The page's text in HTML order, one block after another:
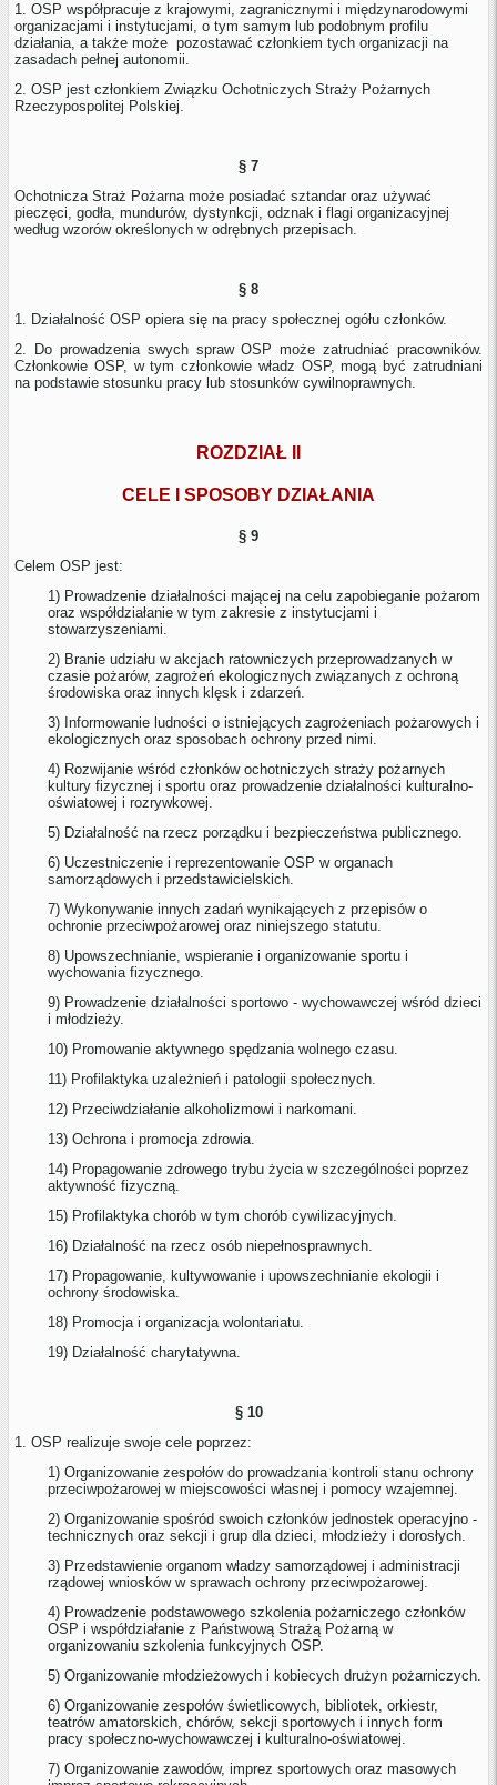
1. OSP współpracuje z krajowymi, zagranicznymi i międzynarodowymi
organizacjami i instytucjami, o tym samym lub podobnym profilu
działania, a także może pozostawać członkiem tych organizacji na
zasadach pełnej autonomii.
2. OSP jest członkiem Związku Ochotniczych Straży Pożarnych
Rzeczypospolitej Polskiej.
§ 7
Ochotnicza Straż Pożarna może posiadać sztandar oraz używać
pieczęci, godła, mundurów, dystynkcji, odznak i flagi organizacyjnej
według wzorów określonych w odrębnych przepisach.
§ 8
1. Działalność OSP opiera się na pracy społecznej ogółu członków.
2. Do prowadzenia swych spraw OSP może zatrudniać pracowników.
Członkowie OSP, w tym członkowie władz OSP, mogą być zatrudniani
na podstawie stosunku pracy lub stosunków cywilnoprawnych.
ROZDZIAŁ II
CELE I SPOSOBY DZIAŁANIA
§ 9
Celem OSP jest:
1) Prowadzenie działalności mającej na celu zapobieganie pożarom
oraz współdziałanie w tym zakresie z instytucjami i
stowarzyszeniami.
2) Branie udziału w akcjach ratowniczych przeprowadzanych w
czasie pożarów, zagrożeń ekologicznych związanych z ochroną
środowiska oraz innych klęsk i zdarzeń.
3) Informowanie ludności o istniejących zagrożeniach pożarowych i
ekologicznych oraz sposobach ochrony przed nimi.
4) Rozwijanie wśród członków ochotniczych straży pożarnych
kultury fizycznej i sportu oraz prowadzenie działalności kulturalno-
oświatowej i rozrywkowej.
5) Działalność na rzecz porządku i bezpieczeństwa publicznego.
6) Uczestniczenie i reprezentowanie OSP w organach
samorządowych i przedstawicielskich.
7) Wykonywanie innych zadań wynikających z przepisów o
ochronie przeciwpożarowej oraz niniejszego statutu.
8) Upowszechnianie, wspieranie i organizowanie sportu i
wychowania fizycznego.
9) Prowadzenie działalności sportowo - wychowawczej wśród dzieci
i młodzieży.
10) Promowanie aktywnego spędzania wolnego czasu.
11) Profilaktyka uzależnień i patologii społecznych.
12) Przeciwdziałanie alkoholizmowi i narkomani.
13) Ochrona i promocja zdrowia.
14) Propagowanie zdrowego trybu życia w szczególności poprzez
aktywność fizyczną.
15) Profilaktyka chorób w tym chorób cywilizacyjnych.
16) Działalność na rzecz osób niepełnosprawnych.
17) Propagowanie, kultywowanie i upowszechnianie ekologii i
ochrony środowiska.
18) Promocja i organizacja wolontariatu.
19) Działalność charytatywna.
§ 10
1. OSP realizuje swoje cele poprzez:
1) Organizowanie zespołów do prowadzania kontroli stanu ochrony
przeciwpożarowej w miejscowości własnej i pomocy wzajemnej.
2) Organizowanie spośród swoich członków jednostek operacyjno -
technicznych oraz sekcji i grup dla dzieci, młodzieży i dorosłych.
3) Przedstawienie organom władzy samorządowej i administracji
rządowej wniosków w sprawach ochrony przeciwpożarowej.
4) Prowadzenie podstawowego szkolenia pożarniczego członków
OSP i współdziałanie z Państwową Strażą Pożarną w
organizowaniu szkolenia funkcyjnych OSP.
5) Organizowanie młodzieżowych i kobiecych drużyn pożarniczych.
6) Organizowanie zespołów świetlicowych, bibliotek, orkiestr,
teatrów amatorskich, chórów, sekcji sportowych i innych form
pracy społeczno-wychowawczej i kulturalno-oświatowej.
7) Organizowanie zawodów, imprez sportowych oraz masowych